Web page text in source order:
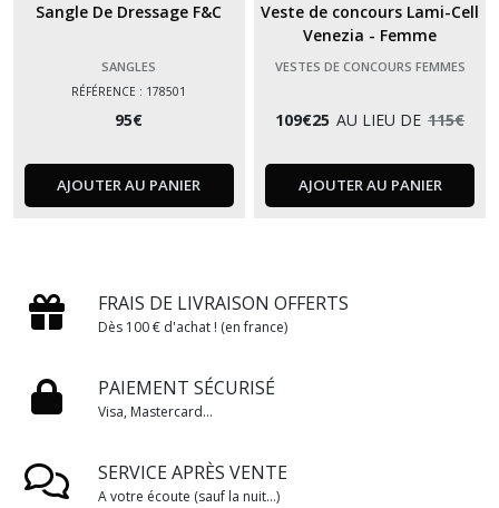
Sangle De Dressage F&C
SANGLES
RÉFÉRENCE : 178501
95€
AJOUTER AU PANIER
Veste de concours Lami-Cell
Venezia - Femme
VESTES DE CONCOURS FEMMES
109€25 AU LIEU DE 115€
AJOUTER AU PANIER
FRAIS DE LIVRAISON OFFERTS
Dès 100 € d'achat ! (en france)
PAIEMENT SÉCURISÉ
Visa, Mastercard...
SERVICE APRÈS VENTE
A votre écoute (sauf la nuit...)